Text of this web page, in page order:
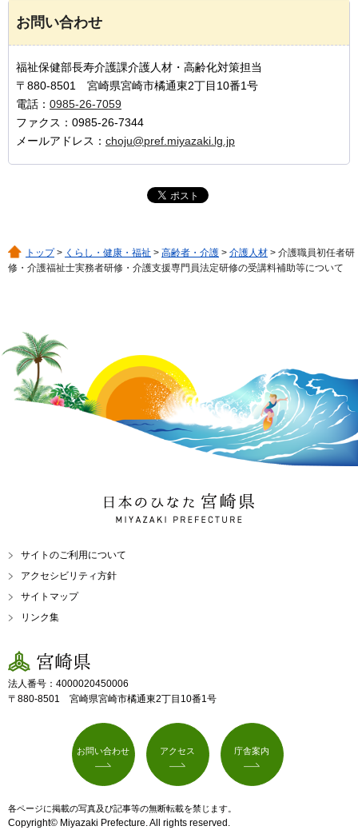
お問い合わせ
福祉保健部長寿介護課介護人材・高齢化対策担当
〒880-8501 宮崎県宮崎市橘通東2丁目10番1号
電話： 0985-26-7059
ファクス：0985-26-7344
メールアドレス： choju@pref.miyazaki.lg.jp
トップ> くらし・健康・福祉 > 高齢者・介護 > 介護人材 > 介護職員初任者研
修・介護福祉士実務者研修・介護支援専門員法定研修の受講料補助等について
日本のひなた 宮崎県
MIYAZAKI PREFECTURE
サイトのご利用について
アクセシビリティ方針
サイトマップ
リンク集
宮崎県
法人番号：4000020450006
〒880-8501 宮崎県宮崎市橘通東2丁目10番1号
お問い合わせ アクセス 庁舎案内
各ページに掲載の写真及び記事等の無断転載を禁じます。
Copyright© Miyazaki Prefecture. All rights reserved.